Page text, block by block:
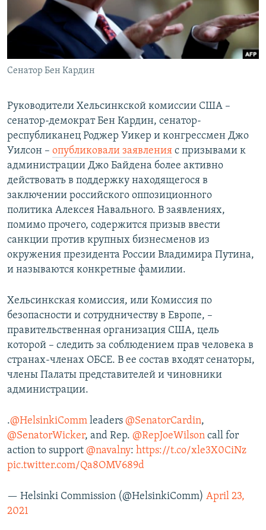
СПОРТ
БЛОГИ
ГОЛОСА
ЧИТАЕМ ПРЕССУ
АРХИВ РАДИОПРОГРАММЫ
Все сайты РСЕ/РС
Сенатор Бен Кардин
Руководители Хельсинкской комиссии США –
сенатор-демократ Бен Кардин, сенатор-
республиканец Роджер Уикер и конгрессмен Джо
Уилсон – опубликовали заявления с призывами к
администрации Джо Байдена более активно
действовать в поддержку находящегося в
заключении российского оппозиционного
политика Алексея Навального. В заявлениях,
помимо прочего, содержится призыв ввести
санкции против крупных бизнесменов из
окружения президента России Владимира Путина,
и называются конкретные фамилии.
Хельсинкская комиссия, или Комиссия по
безопасности и сотрудничеству в Европе, –
правительственная организация США, цель
которой – следить за соблюдением прав человека в
странах-членах ОБСЕ. В ее состав входят сенаторы,
члены Палаты представителей и чиновники
администрации.
.@HelsinkiComm leaders @SenatorCardin,
@SenatorWicker, and Rep. @RepJoeWilson call for
action to support @navalny: https://t.co/xle3X0CiNz
pic.twitter.com/Qa8OMV689d
— Helsinki Commission (@HelsinkiComm) April 23,
2021